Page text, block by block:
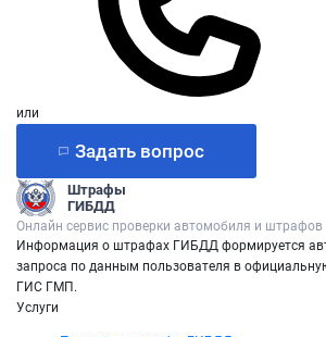
или
Задать вопрос
Штрафы
ГИБДД
Онлайн сервис проверки автомобиля и штрафов
Информация о штрафах ГИБДД формируется
запроса по данным пользователя в
ГИС ГМП.
Услуги